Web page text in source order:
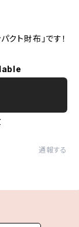
クト財布」です！
通報する